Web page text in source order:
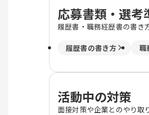
応募書類・選考
履歴書・職務経歴書の書き
履歴書の書き方 職
活動中の対策
面接対策や企業とのやり取